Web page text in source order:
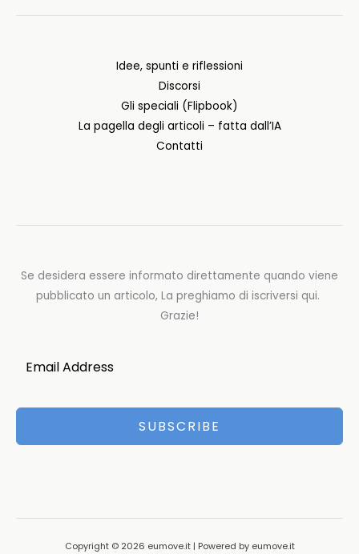
Idee, spunti e riflessioni
Discorsi
Gli speciali (Flipbook)
La pagella degli articoli – fatta dall’IA
Contatti
Se desidera essere informato direttamente quando viene
pubblicato un articolo, La preghiamo di iscriversi qui.
Grazie!
SUBSCRIBE
Copyright © 2026 eumove.it | Powered by eumove.it